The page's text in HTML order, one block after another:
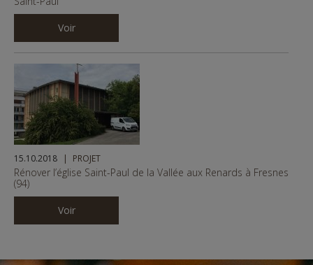
Voir
15.10.2018 PROJET
Rénover l’église Saint-Paul de la Vallée aux Renards à Fresnes
(94)
Voir